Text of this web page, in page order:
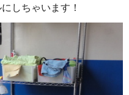
しちゃいます！